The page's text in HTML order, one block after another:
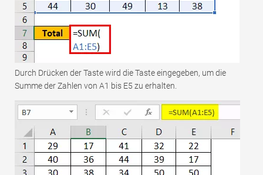
Durch Drücken der Taste wird die Taste eingegeben, um die
Summe der Zahlen von A1 bis E5 zu erhalten.